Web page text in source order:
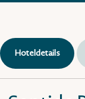
Hoteldetails